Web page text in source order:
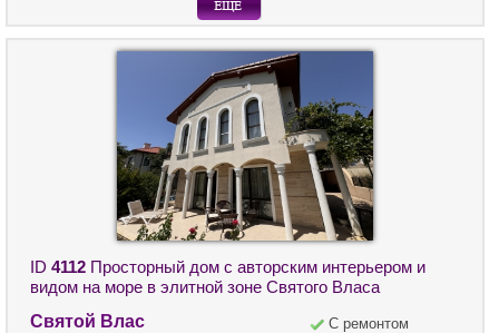
ID 4112 Просторный дом с авторским интерьером и
видом на море в элитной зоне Святого Власа
Святой Влас
С ремонтом